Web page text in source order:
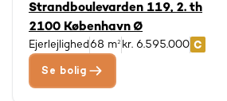
Strandboulevarden 119, 2. th
2100 København Ø
Ejerlejlighed 68 m² kr. 6.595.000
Se bolig